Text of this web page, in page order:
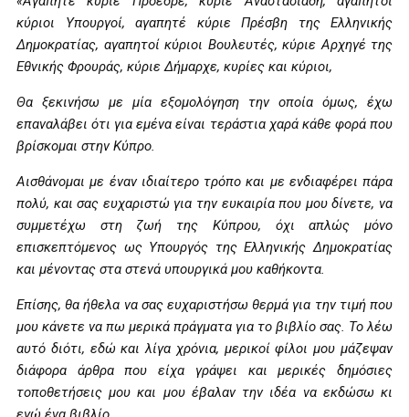
κύριοι Υπουργοί, αγαπητέ κύριε Πρέσβη της Ελληνικής
Δημοκρατίας, αγαπητοί κύριοι Βουλευτές, κύριε Αρχηγέ της
Εθνικής Φρουράς, κύριε Δήμαρχε, κυρίες και κύριοι,
Θα ξεκινήσω με μία εξομολόγηση την οποία όμως, έχω
επαναλάβει ότι για εμένα είναι τεράστια χαρά κάθε φορά που
βρίσκομαι στην Κύπρο.
Αισθάνομαι με έναν ιδιαίτερο τρόπο και με ενδιαφέρει πάρα
πολύ, και σας ευχαριστώ για την ευκαιρία που μου δίνετε, να
συμμετέχω στη ζωή της Κύπρου, όχι απλώς μόνο
επισκεπτόμενος ως Υπουργός της Ελληνικής Δημοκρατίας
και μένοντας στα στενά υπουργικά μου καθήκοντα.
Επίσης, θα ήθελα να σας ευχαριστήσω θερμά για την τιμή που
μου κάνετε να πω μερικά πράγματα για το βιβλίο σας. Το λέω
αυτό διότι, εδώ και λίγα χρόνια, μερικοί φίλοι μου μάζεψαν
διάφορα άρθρα που είχα γράψει και μερικές δημόσιες
τοποθετήσεις μου και μου έβαλαν την ιδέα να εκδώσω κι